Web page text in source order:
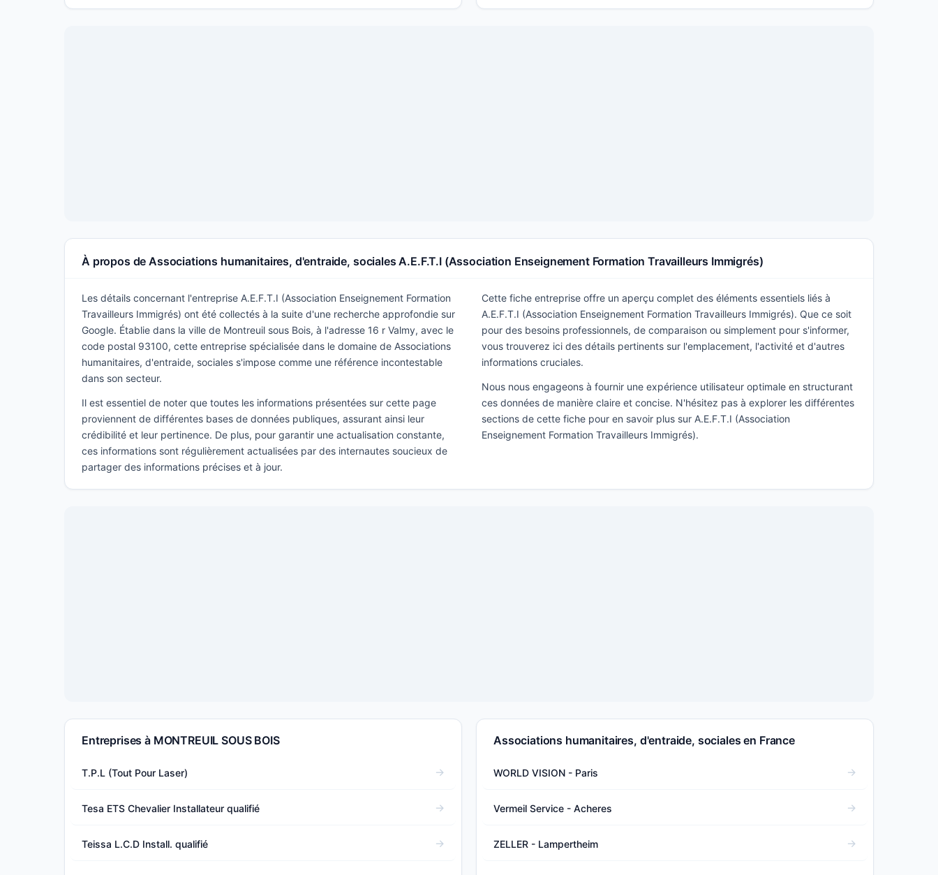
À propos de Associations humanitaires, d'entraide, sociales A.E.F.T.I (Association Enseignement Formation Travailleurs Immigrés)
Les détails concernant l'entreprise A.E.F.T.I (Association Enseignement Formation
Travailleurs Immigrés) ont été collectés à la suite d'une recherche approfondie sur
Google. Établie dans la ville de Montreuil sous Bois, à l'adresse 16 r Valmy, avec le
code postal 93100, cette entreprise spécialisée dans le domaine de Associations
humanitaires, d'entraide, sociales s'impose comme une référence incontestable
dans son secteur.
Il est essentiel de noter que toutes les informations présentées sur cette page
proviennent de différentes bases de données publiques, assurant ainsi leur
crédibilité et leur pertinence. De plus, pour garantir une actualisation constante,
ces informations sont régulièrement actualisées par des internautes soucieux de
partager des informations précises et à jour.
Cette fiche entreprise offre un aperçu complet des éléments essentiels liés à
A.E.F.T.I (Association Enseignement Formation Travailleurs Immigrés). Que ce soit
pour des besoins professionnels, de comparaison ou simplement pour s'informer,
vous trouverez ici des détails pertinents sur l'emplacement, l'activité et d'autres
informations cruciales.
Nous nous engageons à fournir une expérience utilisateur optimale en structurant
ces données de manière claire et concise. N'hésitez pas à explorer les différentes
sections de cette fiche pour en savoir plus sur A.E.F.T.I (Association
Enseignement Formation Travailleurs Immigrés).
Entreprises à MONTREUIL SOUS BOIS
T.P.L (Tout Pour Laser)
Tesa ETS Chevalier Installateur qualifié
Teissa L.C.D Install. qualifié
Associations humanitaires, d'entraide, sociales en France
WORLD VISION - Paris
Vermeil Service - Acheres
ZELLER - Lampertheim